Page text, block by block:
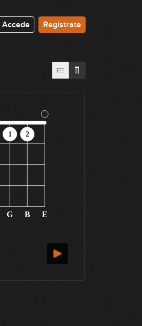
Accede Regístrate
G B E
1 2